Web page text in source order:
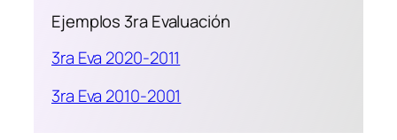
Ejemplos 3ra Evaluación
3ra Eva 2020-2011
3ra Eva 2010-2001